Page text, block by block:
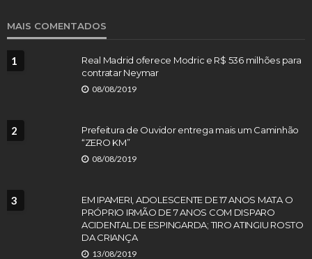
MAIS COMENTADOS
1
Real Madrid oferece Modric e R$ 536 milhões para
contratar Neymar
08/08/2019
2
Prefeitura de Ouvidor entrega mais um Caminhão
“ZERO KM”
08/08/2019
3
EM IPAMERI, ADOLESCENTE DE 17 ANOS MATA O
PRÓPRIO IRMÃO DE 7 ANOS COM DISPARO
ACIDENTAL DE ESPINGARDA; TIRO ATINGIU ROSTO
DA CRIANÇA
13/08/2019